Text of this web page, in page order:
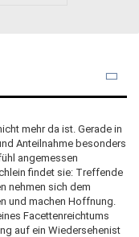
mehr da ist. Gerade in
Anteilnahme besonders
angemessen
findet sie: Treffende
nehmen sich dem
und machen Hoffnung.
Facettenreichtums
auf ein Wiedersehenist